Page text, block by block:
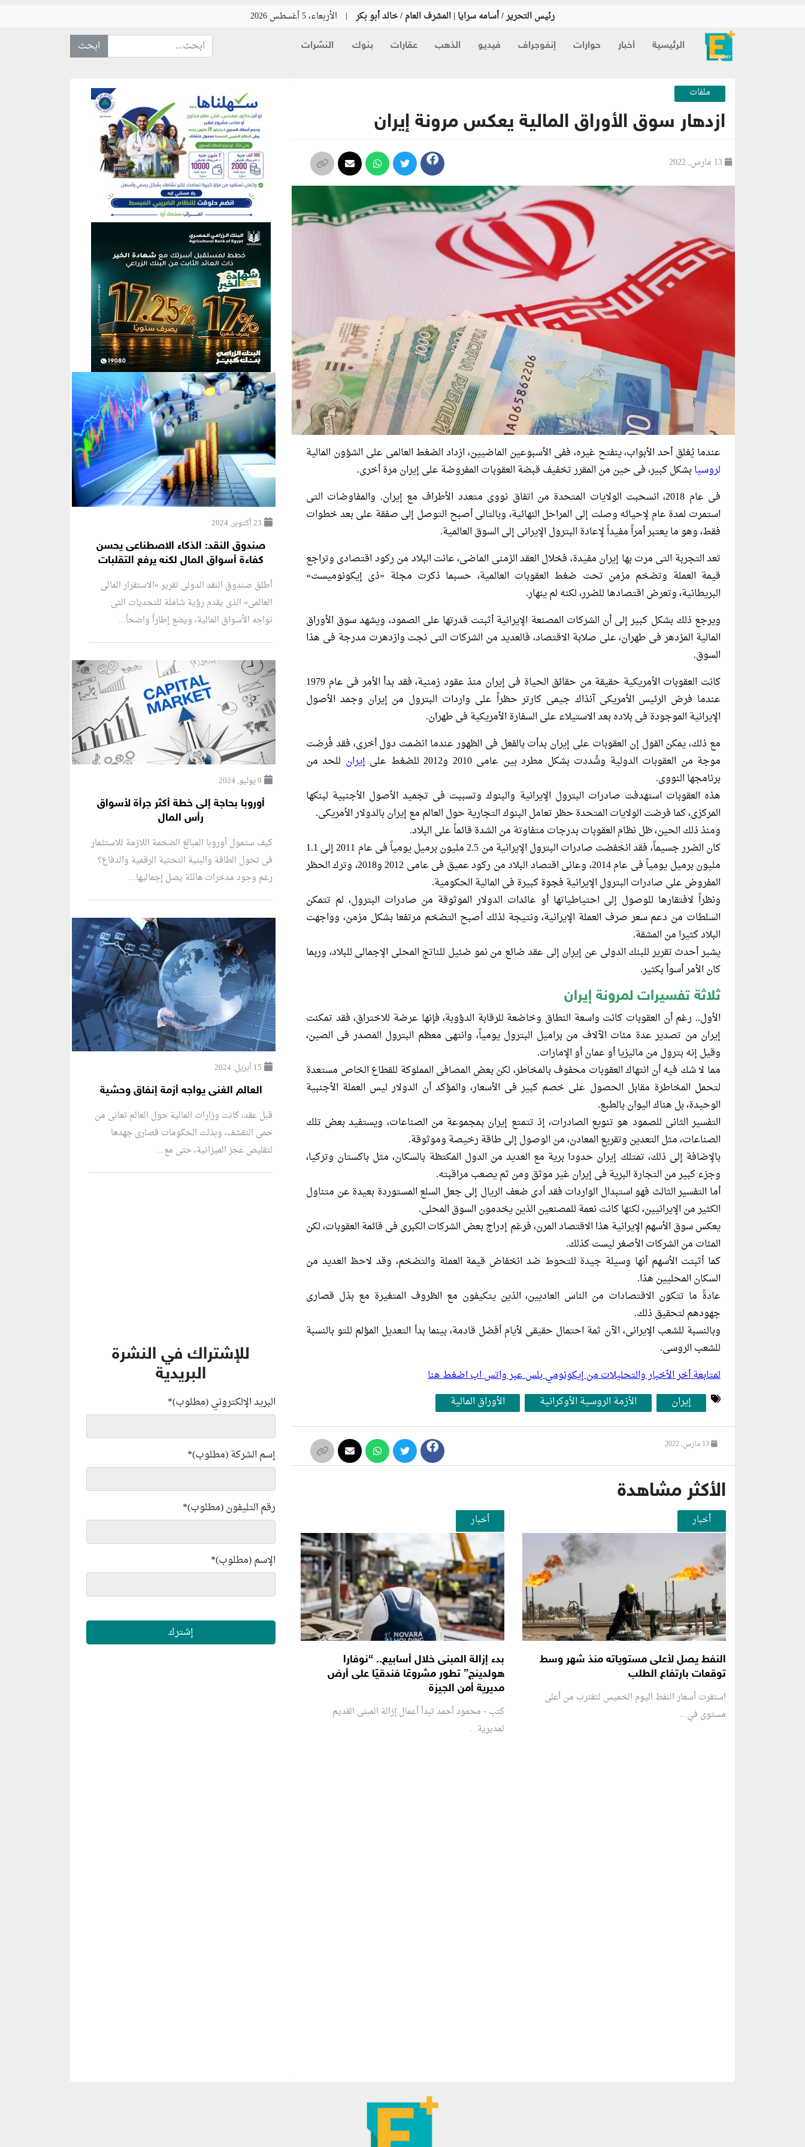
رئيس التحرير / أسامه سرايا | المشرف العام / خالد أبو بكر | الأربعاء، 5 أغسطس 2026
الرئيسية أخبار حوارات إنفوجراف فيديو الذهب عقارات بنوك النشرات ابحث عن... :
ملفات
ازدهار سوق الأوراق المالية يعكس مرونة إيران
عندما يُغلق أحد الأبواب، ينفتح غيره، ففى الأسبوعين الماضيين، ازداد الضغط العالمى على الشؤون المالية
لروسيابشكل كبير، فى حين من المقرر تخفيف قبضة العقوبات المفروضة على إيران مرة أخرى.
فى عام 2018، انسحبت الولايات المتحدة من اتفاق نووى متعدد الأطراف مع إيران. والمفاوضات التى
استمرت لمدة عام لإحيائه وصلت إلى المراحل النهائية، وبالتالى أصبح التوصل إلى صفقة على بعد خطوات
فقط، وهو ما يعتبر أمراً مفيداً لإعادة البترول الإيرانى إلى السوق العالمية.
تعد التجربة التى مرت بها إيران مفيدة، فخلال العقد الزمنى الماضى، عانت البلاد من ركود اقتصادى وتراجع
قيمة العملة وتضخم مزمن تحت ضغط العقوبات العالمية، حسبما ذكرت مجلة «ذى إيكونوميست»
البريطانية، وتعرض اقتصادها للضرر، لكنه لم ينهار.
ويرجع ذلك بشكل كبير إلى أن الشركات المصنعة الإيرانية أثبتت قدرتها على الصمود، ويشهد سوق الأوراق
المالية المزدهر فى طهران، على صلابة الاقتصاد، فالعديد من الشركات التى نجت وازدهرت مدرجة فى هذا
السوق.
كانت العقوبات الأمريكية حقيقة من حقائق الحياة فى إيران منذ عقود زمنية، فقد بدأ الأمر فى عام 1979
عندما فرض الرئيس الأمريكى آنذاك جيمى كارتر حظراً على واردات البترول من إيران وجمد الأصول
الإيرانية الموجودة فى بلاده بعد الاستيلاء على السفارة الأمريكية فى طهران.
مع ذلك، يمكن القول إن العقوبات على إيران بدأت بالفعل فى الظهور عندما انضمت دول أخرى، فقد فُرضت
موجة من العقوبات الدولية وشُددت بشكل مطرد بين عامى 2010 و2012 للضغط على
إيران للحد من
برنامجها النووى.
هذه العقوبات استهدفت صادرات البترول الإيرانية والبنوك وتسببت فى تجميد الأصول الأجنبية لبنكها
المركزى، كما فرضت الولايات المتحدة حظر تعامل البنوك التجارية حول العالم مع إيران بالدولار الأمريكى.
ومنذ ذلك الحين، ظل نظام العقوبات بدرجات متفاوتة من الشدة قائماً على البلاد.
كان الضرر جسيماً، فقد انخفضت صادرات البترول الإيرانية من 2.5 مليون برميل يومياً فى عام 2011 إلى 1.1
مليون برميل يومياً فى عام 2014، وعانى اقتصاد البلاد من ركود عميق فى عامى 2012 و2018، وترك الحظر
المفروض على صادرات البترول الإيرانية فجوة كبيرة فى المالية الحكومية.
ونظراً لافتقارها للوصول إلى احتياطياتها أو عائدات الدولار الموثوقة من صادرات البترول، لم تتمكن
السلطات من دعم سعر صرف العملة الإيرانية، ونتيجة لذلك أصبح التضخم مرتفعا بشكل مزمن، وواجهت
البلاد كثيرا من المشقة.
يشير أحدث تقرير للبنك الدولى عن إيران إلى عقد ضائع من نمو ضئيل للناتج المحلى الإجمالى للبلاد، وربما
كان الأمر أسوأ بكثير.
ثلاثة تفسيرات لمرونة إيران
الأول.. رغم أن العقوبات كانت واسعة النطاق وخاضعة للرقابة الدؤوبة، فإنها عرضة للاختراق، فقد تمكنت
إيران من تصدير عدة مئات الآلاف من براميل البترول يومياً، وانتهى معظم البترول المصدر فى الصين،
وقيل إنه بترول من ماليزيا أو عمان أو الإمارات.
مما لا شك فيه أن انتهاك العقوبات محفوف بالمخاطر، لكن بعض المصافى المملوكة للقطاع الخاص مستعدة
لتحمل المخاطرة مقابل الحصول على خصم كبير فى الأسعار، والمؤكد أن الدولار ليس العملة الأجنبية
الوحيدة، بل هناك اليوان بالطبع.
التفسير الثانى للصمود هو تنويع الصادرات، إذ تتمتع إيران بمجموعة من الصناعات، ويستفيد بعض تلك
الصناعات، مثل التعدين وتقريع المعادن، من الوصول إلى طاقة رخيصة وموثوقة.
بالإضافة إلى ذلك، تمتلك إيران حدودا برية مع العديد من الدول المكتظة بالسكان، مثل باكستان وتركيا،
وجزء كبير من التجارة البرية فى إيران غير موثق ومن ثم يصعب مراقبته.
أما التفسير الثالث فهو استبدال الواردات فقد أدى ضعف الريال إلى جعل السلع المستوردة بعيدة عن متناول
الكثير من الإيرانيين، لكنها كانت نعمة للمصنعين الذين يخدمون السوق المحلى.
يعكس سوق الأسهم الإيرانية هذا الاقتصاد المرن، فرغم إدراج بعض الشركات الكبرى فى قائمة العقوبات، لكن
المئات من الشركات الأصغر ليست كذلك.
كما أثبتت الأسهم أنها وسيلة جيدة للتحوط ضد انخفاض قيمة العملة والتضخم، وقد لاحظ العديد من
السكان المحليين هذا.
عادةً ما تتكون الاقتصادات من الناس العاديين، الذين يتكيفون مع الظروف المتغيرة مع بذل قصارى
جهودهم لتحقيق ذلك.
وبالنسبة للشعب الإيرانى، الآن ثمة احتمال حقيقى لأيام أفضل قادمة، بينما بدأ التعديل المؤلم للتو بالنسبة
للشعب الروسى.
لمتابعة أخر الأخبار والتحليلات من إيكونومي بلس عبر واتس اب اضغط هنا
إيران
الأزمة الروسية الأوكرانية الأوراق المالية
الأكثر مشاهدة
أخبار
النفط يصل لأعلى مستوياته منذ شهر وسط
توقعات بارتفاع الطلب
استقرت أسعار النفط اليوم الخميس لتقترب من أعلى
مستوى في...
أخبار
بدء إزالة المبنى خلال أسابيع.. “نوفارا
هولدينج” تطور مشروعًا فندقيًا على أرض
مديرية أمن الجيزة
كتب - محمود أحمد تبدأ أعمال إزالة المبنى القديم
لمديرية...
منطقة إعلانية
منطقة إعلانية
23 أكتوبر, 2024
صندوق النقد: الذكاء الاصطناعى يحسن
كفاءة أسواق المال لكنه يرفع التقلبات
أطلق صندوق النقد الدولى تقرير «الاستقرار المالى
العالمى» الذى يقدم رؤية شاملة للتحديات التى
تواجه الأسواق المالية، ويضع إطاراً واضحاً...
9 يوليو, 2024
أوروبا بحاجة إلى خطة أكثر جرأة لأسواق
رأس المال
كيف ستمول أوروبا المبالغ الضخمة اللازمة للاستثمار
فى تحول الطاقة والبنية التحتية الرقمية والدفاع؟
رغم وجود مدخرات هائلة يصل إجماليها...
15 أبريل, 2024
العالم الغنى يواجه أزمة إنفاق وحشية
قبل عقد، كانت وزارات المالية حول العالم تعانى من
حمى التقشف، وبذلت الحكومات قصارى جهدها
لتقليص عجز الميزانية، حتى مع...
للإشتراك في النشرة
البريدية
البريد الإلكتروني (مطلوب)*
إسم الشركة (مطلوب)*
رقم التليفون (مطلوب)*
الإسم (مطلوب)*